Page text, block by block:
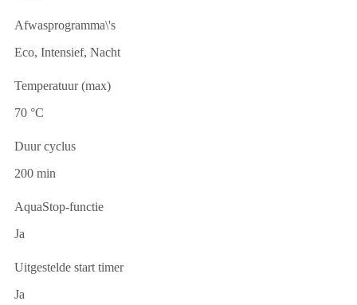
Afwasprogramma\'s
Eco, Intensief, Nacht
Temperatuur (max)
70 °C
Duur cyclus
200 min
AquaStop-functie
Ja
Uitgestelde start timer
Ja